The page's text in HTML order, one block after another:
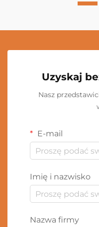
Uzyskaj
Nasz
E-mail
Imię i nazwisko
Nazwa firmy